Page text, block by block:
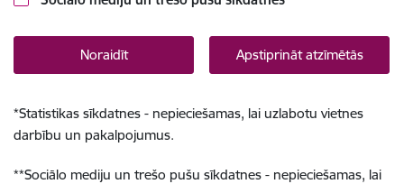
Noraidīt Apstiprināt atzīmētās
*Statistikas sīkdatnes - nepieciešamas, lai uzlabotu vietnes
darbību un pakalpojumus.
**Sociālo mediju un trešo pušu sīkdatnes - nepieciešamas, lai